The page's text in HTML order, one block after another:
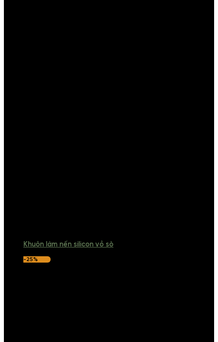
Khuôn làm nến silicon vỏ sò
-25%